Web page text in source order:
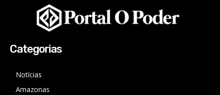
Categorias
Notícias
Amazonas